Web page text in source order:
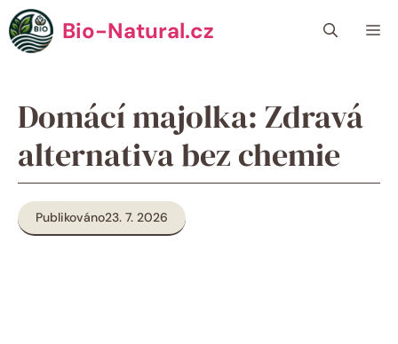
Přeskočit
na
obsah
Bio-Natural.cz
Domácí majolka: Zdravá
alternativa bez chemie
Publikováno23. 7. 2026